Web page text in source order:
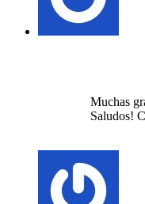
Muchas
Saludos!